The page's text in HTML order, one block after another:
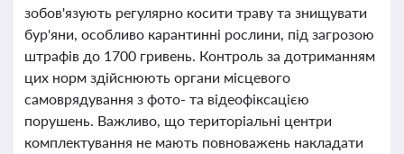
зобов'язують регулярно косити траву та знищувати
бур'яни, особливо карантинні рослини, під загрозою
штрафів до 1700 гривень. Контроль за дотриманням
цих норм здійснюють органи місцевого
самоврядування з фото- та відеофіксацією
порушень. Важливо, що територіальні центри
комплектування не мають повноважень накладати